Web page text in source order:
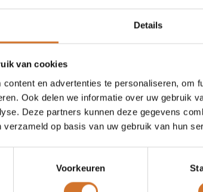
Details
van cookies
en advertenties te personaliseren, om
Ook delen we informatie over uw gebruik
Deze partners kunnen deze gegevens
verzameld op basis van uw gebruik van hun
Voorkeuren
Login|
Vraag